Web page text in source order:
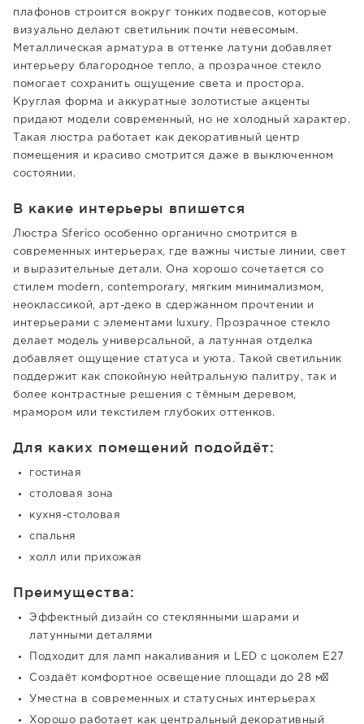
плафонов строится вокруг тонких подвесов, которые
визуально делают светильник почти невесомым.
Металлическая арматура в оттенке латуни добавляет
интерьеру благородное тепло, а прозрачное стекло
помогает сохранить ощущение света и простора.
Круглая форма и аккуратные золотистые акценты
придают модели современный, но не холодный характер.
Такая люстра работает как декоративный центр
помещения и красиво смотрится даже в выключенном
состоянии.
В какие интерьеры впишется
Люстра Sferico особенно органично смотрится в
современных интерьерах, где важны чистые линии, свет
и выразительные детали. Она хорошо сочетается со
стилем modern, contemporary, мягким минимализмом,
неоклассикой, арт-деко в сдержанном прочтении и
интерьерами с элементами luxury. Прозрачное стекло
делает модель универсальной, а латунная отделка
добавляет ощущение статуса и уюта. Такой светильник
поддержит как спокойную нейтральную палитру, так и
более контрастные решения с тёмным деревом,
мрамором или текстилем глубоких оттенков.
Для каких помещений подойдёт:
гостиная
столовая зона
кухня-столовая
спальня
холл или прихожая
Преимущества:
Эффектный дизайн со стеклянными шарами и
латунными деталями
Подходит для ламп накаливания и LED с цоколем E27
Создаёт комфортное освещение площади до 28 м²
Уместна в современных и статусных интерьерах
Хорошо работает как центральный декоративный